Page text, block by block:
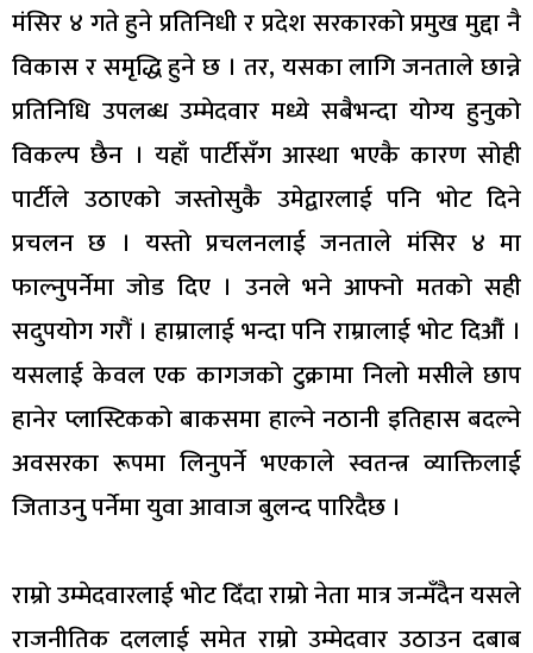
मंसिर ४ गते हुने प्रतिनिधी र प्रदेश सरकारको प्रमुख मुद्दा नै
विकास र समृद्धि हुने छ । तर, यसका लागि जनताले छान्ने
प्रतिनिधि उपलब्ध उम्मेदवार मध्ये सबैभन्दा योग्य हुनुको
विकल्प छैन । यहाँ पार्टीसँग आस्था भएकै कारण सोही
पार्टीले उठाएको जस्तोसुकै उमेद्वारलाई पनि भोट दिने
प्रचलन छ । यस्तो प्रचलनलाई जनताले मंसिर ४ मा
फाल्नुपर्नेमा जोड दिए । उनले भने आफ्नो मतको सही
सदुपयोग गरौं । हाम्रालाई भन्दा पनि राम्रालाई भोट दिऔं ।
यसलाई केवल एक कागजको टुक्रामा निलो मसीले छाप
हानेर प्लास्टिकको बाकसमा हाल्ने नठानी इतिहास बदल्ने
अवसरका रूपमा लिनुपर्ने भएकाले स्वतन्त्र व्याक्तिलाई
जिताउनु पर्नेमा युवा आवाज बुलन्द पारिदैछ ।
राम्रो उम्मेदवारलाई भोट दिँदा राम्रो नेता मात्र जन्मँदैन यसले
राजनीतिक दललाई समेत राम्रो उम्मेदवार उठाउन दबाब